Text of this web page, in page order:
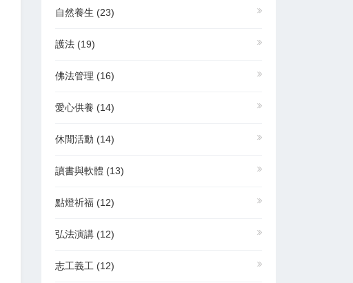
自然養生 (23)
護法 (19)
佛法管理 (16)
愛心供養 (14)
休閒活動 (14)
讀書與軟體 (13)
點燈祈福 (12)
弘法演講 (12)
志工義工 (12)